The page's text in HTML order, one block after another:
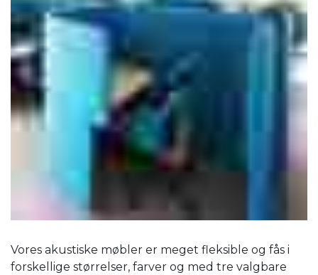
Vores akustiske møbler er meget fleksible og fås i
forskellige størrelser, farver og med tre valgbare